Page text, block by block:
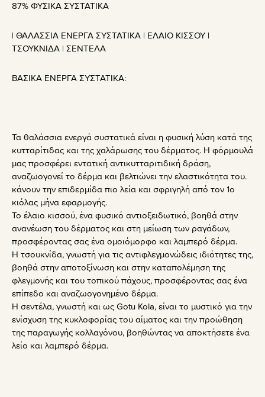
87% ΦΥΣΙΚΑ ΣΥΣΤΑΤΙΚΑ
| ΘΑΛΑΣΣΙΑ ΕΝΕΡΓΑ ΣΥΣΤΑΤΙΚΑ | ΕΛΑΙΟ ΚΙΣΣΟΥ |
ΤΣΟΥΚΝΙΔΑ | ΣΕΝΤΕΛΑ
ΒΑΣΙΚΑ ΕΝΕΡΓΑ ΣΥΣΤΑΤΙΚΑ:
Τα θαλάσσια ενεργά συστατικά είναι η φυσική λύση κατά της
κυτταρίτιδας και της χαλάρωσης του δέρματος. Η φόρμουλά
μας προσφέρει εντατική αντικυτταριτιδική δράση,
αναζωογονεί το δέρμα και βελτιώνει την ελαστικότητα του.
κάνουν την επιδερμίδα πιο λεία και σφριγηλή από τον 1ο
κιόλας μήνα εφαρμογής.
Το έλαιο κισσού, ένα φυσικό αντιοξειδωτικό, βοηθά στην
ανανέωση του δέρματος και στη μείωση των ραγάδων,
προσφέροντας σας ένα ομοιόμορφο και λαμπερό δέρμα.
Η τσουκνίδα, γνωστή για τις αντιφλεγμονώδεις ιδιότητες της,
βοηθά στην αποτοξίνωση και στην καταπολέμηση της
φλεγμονής και του τοπικού πάχους, προσφέροντας σας ένα
επίπεδο και αναζωογονημένο δέρμα.
Η σεντέλα, γνωστή και ως Gotu Kola, είναι το μυστικό για την
ενίσχυση της κυκλοφορίας του αίματος και την προώθηση
της παραγωγής κολλαγόνου, βοηθώντας να αποκτήσετε ένα
λείο και λαμπερό δέρμα.